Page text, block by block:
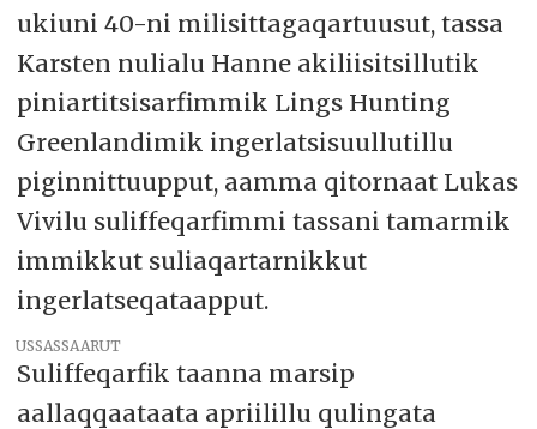
ukiuni 40-ni milisittagaqartuusut, tassa
Karsten nulialu Hanne akiliisitsillutik
piniartitsisarfimmik Lings Hunting
Greenlandimik ingerlatsisuullutillu
piginnittuupput, aamma qitornaat Lukas
Vivilu suliffeqarfimmi tassani tamarmik
immikkut suliaqartarnikkut
ingerlatseqataapput.
USSASSAARUT
Suliffeqarfik taanna marsip
aallaqqaataata apriilillu qulingata